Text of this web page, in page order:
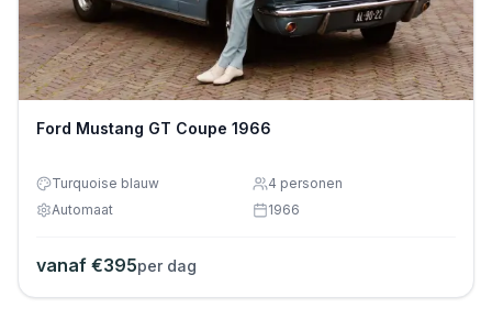
Ford Mustang GT Coupe 1966
Turquoise blauw 4 personen
Automaat
1966
vanaf €395per dag